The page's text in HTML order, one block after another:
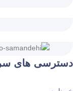
دسترسی های